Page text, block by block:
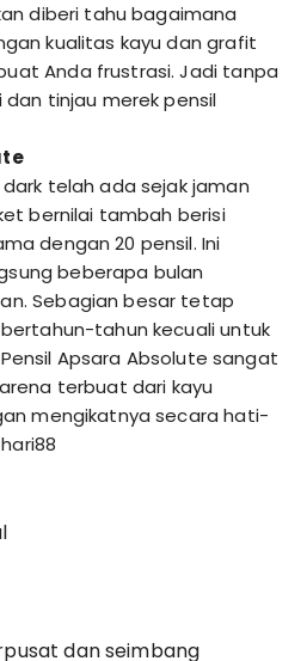
diberi tahu bagaimana
kualitas kayu dan grafit
Anda frustrasi. Jadi tanpa
tinjau merek pensil
telah ada sejak jaman
bernilai tambah berisi
dengan 20 pensil. Ini
beberapa bulan
Sebagian besar tetap
tahun kecuali untuk
Apsara Absolute sangat
terbuat dari kayu
mengikatnya secara hati-
hari88
dan seimbang